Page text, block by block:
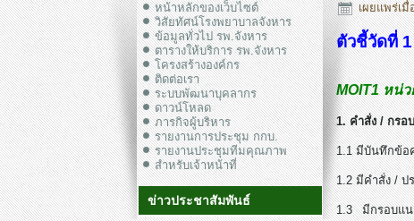
หน้าหลักของเว็บไซต์
วิสัยทัศน์โรงพยาบาลจังหาร
ข้อมูลทั่วไป รพ.จังหาร
ตารางให้บริการ รพ.จังหาร
โครงสร้างองค์กร
ติดต่อเรา
ระบบพัฒนาบุคลากร
ดาวน์โหลด
ภารกิจผู้บริหาร
รายงานการประชุม กกบ.
รายงานประชุมทีมคุณภาพ
สำหรับเจ้าหน้าที่
ข่าวประชาสัมพันธ์
เผยแพร่เ
ตัวชี้วัดที่ 1
MOIT1 หน่
1. คำสั่ง / กรอ
1.1 มีบันทึกข้อ
1.2 มีคำสั่ง / ป
1.3 มีกรอบแน